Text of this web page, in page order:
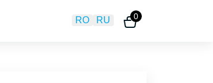
RO RU 0